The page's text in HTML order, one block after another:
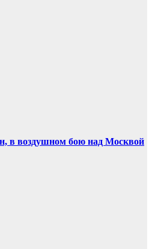
в воздушном бою над Москвой